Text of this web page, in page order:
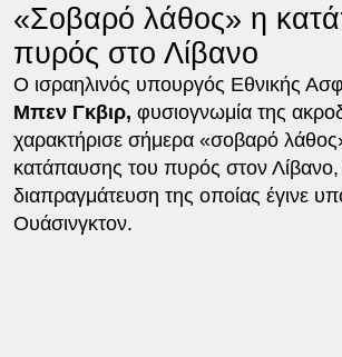
«Σοβαρό λάθος» η
πυρός στο Λίβανο
Ο ισραηλινός υπουργός Εθνικής
Μπεν Γκβιρ, φυσιογνωμία της
χαρακτήρισε σήμερα «σοβαρό
κατάπαυσης του πυρός στον
διαπραγμάτευση της οποίας έγινε
Ουάσινγκτον.